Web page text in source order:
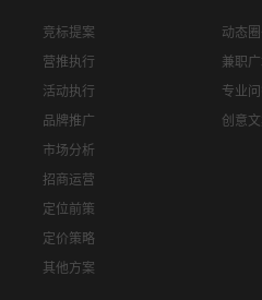
竞标提案
营推执行
活动执行
品牌推广
市场分析
招商运营
定位前策
定价策略
其他方案
动态
兼职
专业
创意